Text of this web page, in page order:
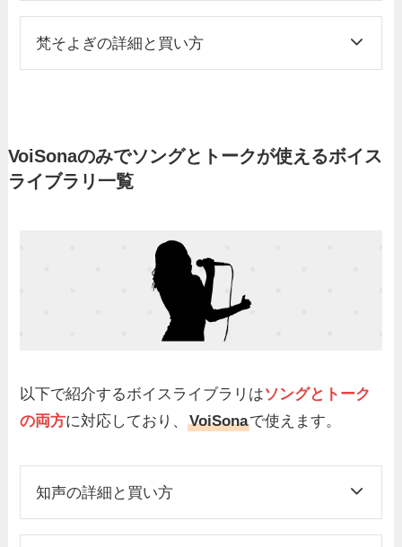
梵そよぎの詳細と買い方
VoiSonaのみでソングとトークが使えるボイス
ライブラリ一覧
以下で紹介するボイスライブラリはソングとトーク
の両方に対応しており、VoiSonaで使えます。
知声の詳細と買い方